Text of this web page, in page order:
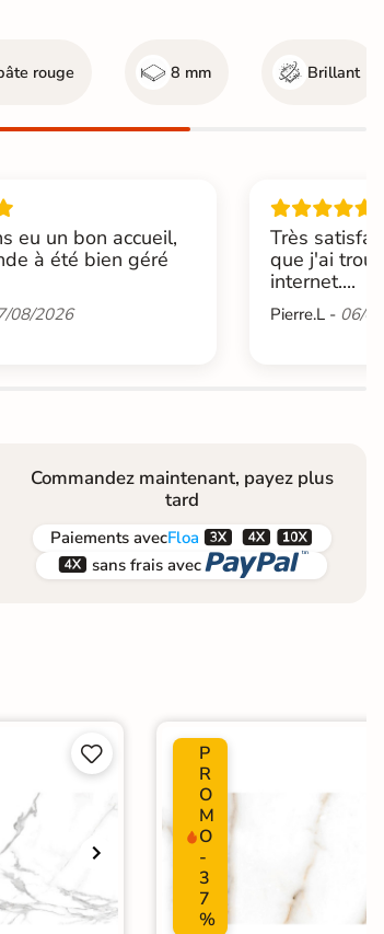
rouge 8 mm Brillant
eu un bon accueil,
à été bien géré
08/2026
Très
que j'ai
internet....
Pierre.L - 06/
Commandez maintenant, payez plus
tard
PaiementsavecFloa  
 sans frais avec 


P
R
O
M
O
-
3
7
%